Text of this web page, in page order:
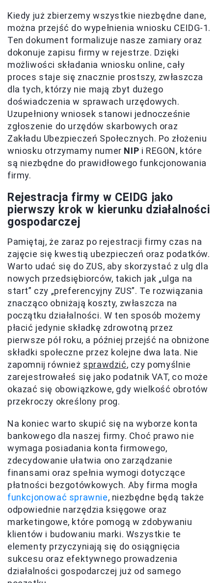
Kiedy już zbierzemy wszystkie niezbędne dane,
można przejść do wypełnienia wniosku CEIDG-1.
Ten dokument formalizuje nasze zamiary oraz
dokonuje zapisu firmy w rejestrze. Dzięki
możliwości składania wniosku online, cały
proces staje się znacznie prostszy, zwłaszcza
dla tych, którzy nie mają zbyt dużego
doświadczenia w sprawach urzędowych.
Uzupełniony wniosek stanowi jednocześnie
zgłoszenie do urzędów skarbowych oraz
Zakładu Ubezpieczeń Społecznych. Po złożeniu
wniosku otrzymamy numer NIP i REGON, które
są niezbędne do prawidłowego funkcjonowania
firmy.
Rejestracja firmy w CEIDG jako
pierwszy krok w kierunku działalności
gospodarczej
Pamiętaj, że zaraz po rejestracji firmy czas na
zajęcie się kwestią ubezpieczeń oraz podatków.
Warto udać się do ZUS, aby skorzystać z ulg dla
nowych przedsiębiorców, takich jak „ulga na
start” czy „preferencyjny ZUS”. Te rozwiązania
znacząco obniżają koszty, zwłaszcza na
początku działalności. W ten sposób możemy
płacić jedynie składkę zdrowotną przez
pierwsze pół roku, a później przejść na obniżone
składki społeczne przez kolejne dwa lata. Nie
zapomnij również sprawdzić, czy pomyślnie
zarejestrowałeś się jako podatnik VAT, co może
okazać się obowiązkowe, gdy wielkość obrotów
przekroczy określony prog.
Na koniec warto skupić się na wyborze konta
bankowego dla naszej firmy. Choć prawo nie
wymaga posiadania konta firmowego,
zdecydowanie ułatwia ono zarządzanie
finansami oraz spełnia wymogi dotyczące
płatności bezgotówkowych. Aby firma mogła
funkcjonować sprawnie, niezbędne będą także
odpowiednie narzędzia księgowe oraz
marketingowe, które pomogą w zdobywaniu
klientów i budowaniu marki. Wszystkie te
elementy przyczyniają się do osiągnięcia
sukcesu oraz efektywnego prowadzenia
działalności gospodarczej już od samego